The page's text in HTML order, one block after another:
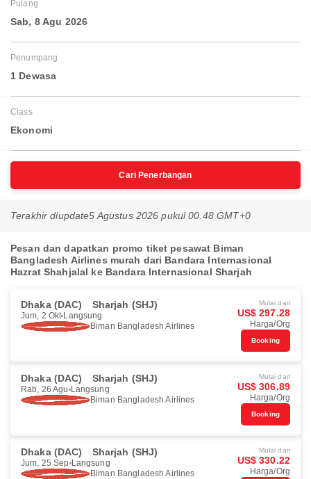
Pulang
Sab, 8 Agu 2026
Penumpang
1 Dewasa
Class
Ekonomi
Cari Penerbangan
Terakhir diupdate5 Agustus 2026 pukul 00.48 GMT+0
Pesan dan dapatkan promo tiket pesawat Biman
Bangladesh Airlines murah dari Bandara Internasional
Hazrat Shahjalal ke Bandara Internasional Sharjah
Dhaka (DAC) Sharjah (SHJ)
Jum, 2 Okt Langsung
Biman Bangladesh Airlines
Mulai dari
US$ 297.28
Harga/Org
Booking
Dhaka (DAC) Sharjah (SHJ)
Rab, 26 Agu Langsung
Biman Bangladesh Airlines
Mulai dari
US$ 306.89
Harga/Org
Booking
Dhaka (DAC) Sharjah (SHJ)
Jum, 25 Sep Langsung
Biman Bangladesh Airlines
Mulai dari
US$ 330.22
Harga/Org